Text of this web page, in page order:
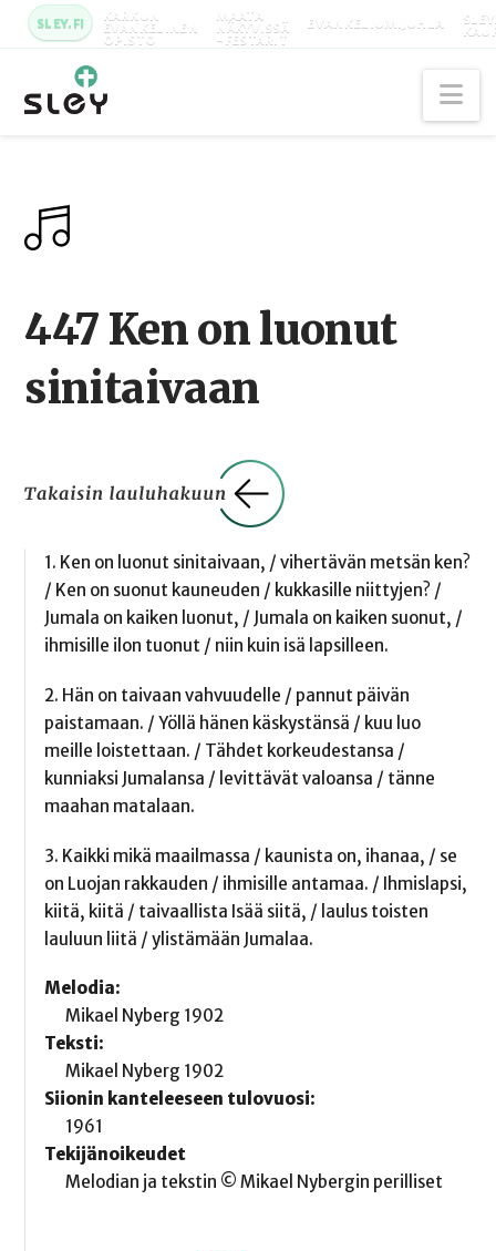
SLEY.FI KARKUN
EVANKELINEN
OPISTO
MAATA
NÄKYVISSÄ
-FESTARIT
EVANKELIUMIJUHLA
447 Ken on luonut
sinitaivaan
1. Ken on luonut sinitaivaan, / vihertävän metsän ken?
/ Ken on suonut kauneuden / kukkasille niittyjen? /
Jumala on kaiken luonut, / Jumala on kaiken suonut, /
ihmisille ilon tuonut / niin kuin isä lapsilleen.
2. Hän on taivaan vahvuudelle / pannut päivän
paistamaan. / Yöllä hänen käskystänsä / kuu luo
meille loistettaan. / Tähdet korkeudestansa /
kunniaksi Jumalansa / levittävät valoansa / tänne
maahan matalaan.
3. Kaikki mikä maailmassa / kaunista on, ihanaa, / se
on Luojan rakkauden / ihmisille antamaa. / Ihmislapsi,
kiitä, kiitä / taivaallista Isää siitä, / laulus toisten
lauluun liitä / ylistämään Jumalaa.
Melodia:
Mikael Nyberg 1902
Teksti:
Mikael Nyberg 1902
Siionin kanteleeseen tulovuosi:
1961
Tekijänoikeudet
Melodian ja tekstin © Mikael Nybergin perilliset